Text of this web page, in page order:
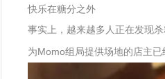
快乐在糖分之外
事实上，越来越多人正在发现杀
为Momo组局提供场地的店主